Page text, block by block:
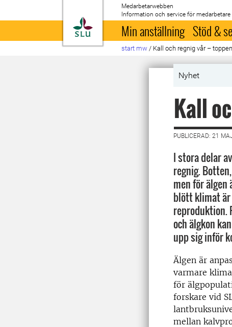
Till startsida
Medarbetarwebben
Information och service för medarbetare
Min anställning Stöd &
start mw / Kall och regnig vår –
Nyhet
Kall
PUBLICERAD: 21
I stora delar
regnig.
men för älgen
blött klimat är
reproduktion.
och älgkon
upp sig inför
Älgen är
varmare
för
forskare vid
mellan